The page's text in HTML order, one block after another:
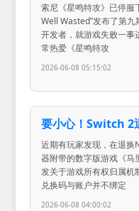
索尼《星鸣特攻》已停服
Well Wasted”发布了第
开发者，就游戏失败一事
常热爱《星鸣特攻
2026-06-08 05:15:02
要小心！Switch 2
近期有玩家发现，在退
器附带的数字版游戏《马
发关于游戏所有权归属机
兑换码与账户并不绑定
2026-06-08 04:00:02